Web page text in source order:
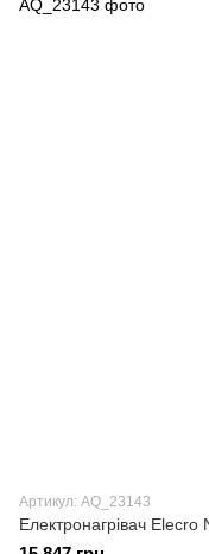
Артикул: AQ_23143
Електронагрівач